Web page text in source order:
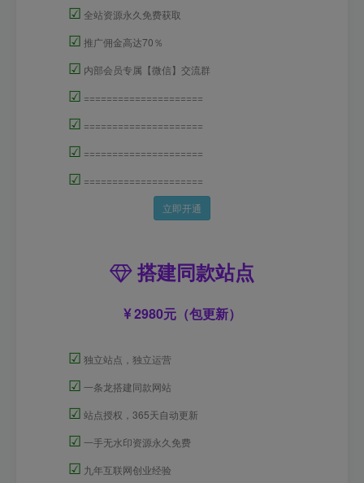
☑ 全站资源永久免费获取
☑ 推广佣金高达70％
☑ 内部会员专属【微信】交流群
☑ =====================
☑ =====================
☑ =====================
☑ =====================
立即开通
搭建同款站点
2980元（包更新）
☑ 独立站点，独立运营
☑ 一条龙搭建同款网站
☑ 站点授权，365天自动更新
☑ 一手无水印资源永久免费
☑ 九年互联网创业经验